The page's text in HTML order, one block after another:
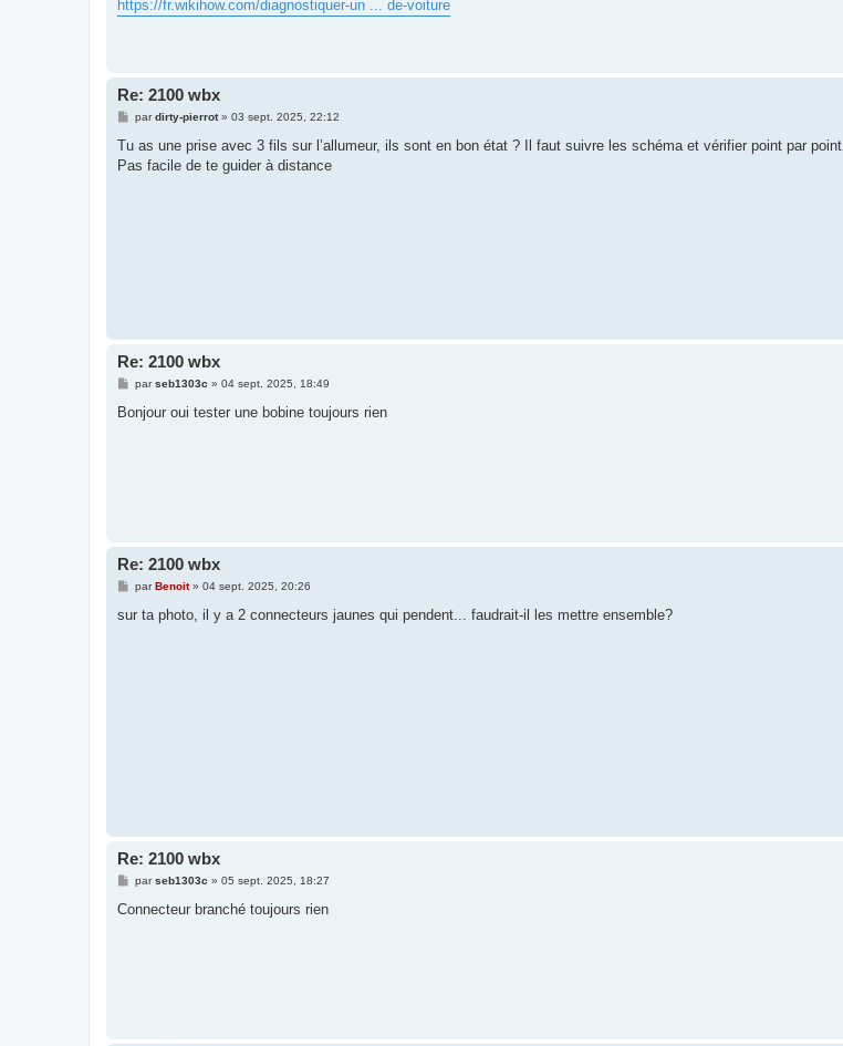
https://fr.wikihow.com/diagnostiquer-un ... de-voiture
Re: 2100 wbx
M
s
a
pardirty-pierrot» 03 sept. 2025, 22:12
Tu as une prise avec 3 fils sur l’allumeur, ils sont en bon état ? Il faut suivre les schéma et vérifier point par point.
Pas facile de te guider à distance
Re: 2100 wbx
M
s
parseb1303c » 04 sept. 2025, 18:49
Bonjour oui tester une bobine toujours rien
Re: 2100 wbx
M
s
parBenoit» 04 sept. 2025, 20:26
sur ta photo, il y a 2 connecteurs jaunes qui pendent... faudrait-il les mettre ensemble?
Re: 2100 wbx
M
s
parseb1303c » 05 sept. 2025, 18:27
Connecteur branché toujours rien